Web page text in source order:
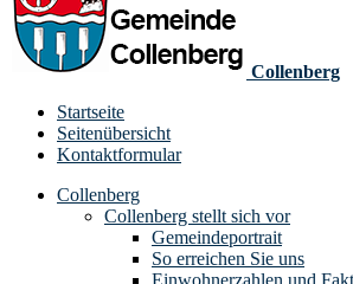
Collenberg
Startseite
Seitenübersicht
Kontaktformular
Collenberg
Collenberg stellt sich vor
Gemeindeportrait
So erreichen Sie uns
Einwohnerzahlen und